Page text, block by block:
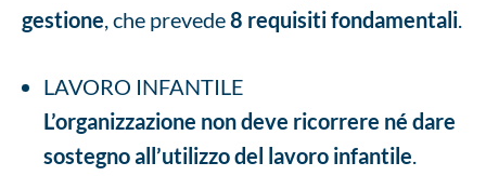
gestione, che prevede8 requisiti fondamentali.
LAVORO INFANTILE
L’organizzazione non deve ricorrere né dare
sostegno all’utilizzo del lavoro infantile.